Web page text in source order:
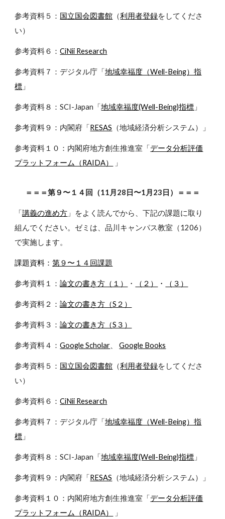
参考資料５： 国立国会図書館 （利用者登録をしてくださ
い）
参考資料６：CiNii Research
参考資料７：デジタル庁「地域幸福度（Well-Being）指
標 」
参考資料８：SCI-Japan「地域幸福度(Well-Being)指標 」
参考資料９：内閣府「RESAS （地域経済分析システム）」
参考資料１０：内閣府地方創生推進室「データ分析評価
プラットフォーム（RAIDA）
」
＝＝＝第９〜１４回（11月28日〜1月23日）＝＝＝
「講義の進め方 」をよく読んでから、下記の課題に取り
組んでください。ゼミは、品川キャンパス教室（1206）
で実施します。
課題資料：第９〜１４回課題
参考資料１：論文の書き方（１） ・ （２） ・ （３）
参考資料２：論文の書き方（S２）
参考資料３：論文の書き方（S３）
参考資料４：Google Scholar 、Google Books
参考資料５： 国立国会図書館 （利用者登録をしてくださ
い）
参考資料６：CiNii Research
参考資料７：デジタル庁「地域幸福度（Well-Being）指
標 」
参考資料８：SCI-Japan「地域幸福度(Well-Being)指標 」
参考資料９：内閣府「RESAS （地域経済分析システム）」
参考資料１０：内閣府地方創生推進室「データ分析評価
プラットフォーム（RAIDA）
」